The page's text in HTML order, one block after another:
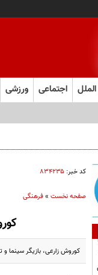
اجتماعی ورزشی
داشته باشیم
کد خبر: ۸۳۴۲۳۵
صفحه نخست»فرهنگی
کوروش زارعی، بازیگر سینما